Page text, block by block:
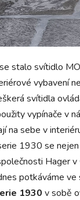
stalo svítidlo
vybavení
svítidla
vypínače v
sebe v
1930 se
Hager
potkáváme ve
1930 v sobě